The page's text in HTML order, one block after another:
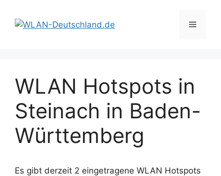
Inhalt
springen
Menü
WLAN Hotspots in
Steinach in Baden-
Württemberg
Es gibt derzeit 2 eingetragene WLAN Hotspots